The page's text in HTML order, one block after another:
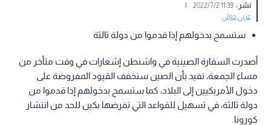
نشر :11:39 2022/7/2
|
عربي دولي
ستسمح بدخولهم إذا قدموا من دولة ثالثة
أصدرت السفارة الصينية في واشنطن إشعارات في وقت متأخر من
مساء الجمعة، تفيد بأن الصين ستخفف القيود المفروضة على
دخول الأمريكيين إلى البلاد، كما ستسمح بدخولهم إذا قدموا من
دولة ثالثة، في تسهيل للقواعد التي تفرضها بكين للحد من انتشار
كورونا.